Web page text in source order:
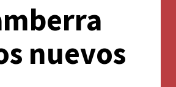
nuevos